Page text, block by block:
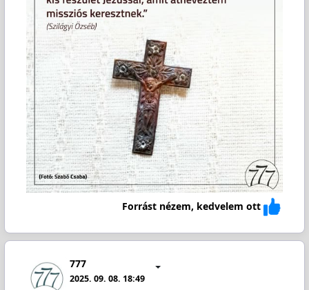
Forrást nézem, kedvelem ott
777
2025. 09. 08. 18:49